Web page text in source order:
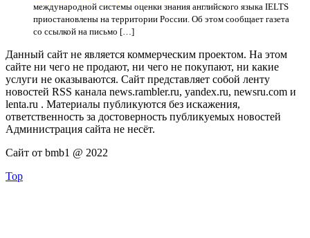
международной системы оценки знания английского языка IELTS
приостановлены на территории России. Об этом сообщает газета
со ссылкой на письмо […]
Данный сайт не является коммерческим проектом. На этом
сайте ни чего не продают, ни чего не покупают, ни какие
услуги не оказываются. Сайт представляет собой ленту
новостей RSS канала news.rambler.ru, yandex.ru, newsru.com и
lenta.ru . Материалы публикуются без искажения,
ответственность за достоверность публикуемых новостей
Администрация сайта не несёт.
Сайт от bmb1 @ 2022
Top